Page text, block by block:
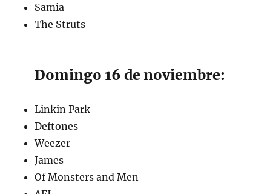
Samia
The Struts
Domingo 16 de noviembre:
Linkin Park
Deftones
Weezer
James
Of Monsters and Men